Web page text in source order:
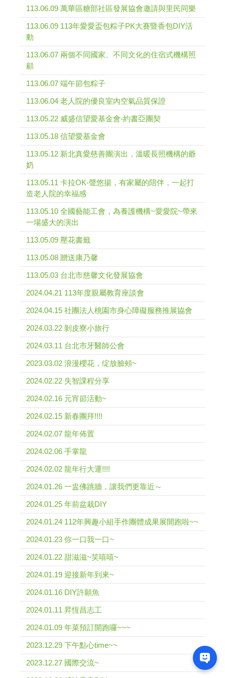
113.06.09 萬華區糖部社區發展協會邀請與里民同樂
113.06.09 113年愛愛盃包粽子PK大賽暨香包DIY活
動
113.06.07 兩個不同國家、不同文化的住宿式機構照
顧
113.06.07 端午節包粽子
113.06.04 老人院的優良室內空氣品質保證
113.05.22 威盛信望愛基金會-約書亞團契
113.05.18 信望愛基金會
113.05.12 新北真愛慈善團演出，溫暖長照機構的爺
奶
113.05.11 卡拉OK-聲悠揚，有家屬的陪伴，一起打
造老人院的幸福感
113.05.10 全國藝能工會，為養護機構~愛愛院~帶來
一場盛大的演出
113.05.09 壓花書籤
113.05.08 贈送康乃馨
113.05.03 台北市慈馨文化發展協會
2024.04.21 113年度親屬教育座談會
2024.04.15 社團法人桃園市身心障礙服務推展協會
2024.03.22 剝皮寮小旅行
2024.03.11 台北市牙醫師公會
2023.03.02 浪漫櫻花，绽放臉頰~
2024.02.22 失智課程分享
2024.02.16 元宵節活動~
2024.02.15 新春團拜!!!!
2024.02.07 龍年佈置
2024.02.06 手掌龍
2024.02.02 龍年行大運!!!!
2024.01.26 一盅佛跳牆，讓我們更靠近～
2024.01.25 年前盆栽DIY
2024.01.24 112年興趣小組手作團體成果展開跑啦~~
2024.01.23 你一口我一口~
2024.01.22 甜滋滋~笑嘻嘻~
2024.01.19 迎接新年到來~
2024.01.16 DIY許願魚
2024.01.11 昇恆昌志工
2024.01.09 年菜預訂開跑囉~~~
2023.12.29 下午點心time~~
2023.12.27 國際交流~